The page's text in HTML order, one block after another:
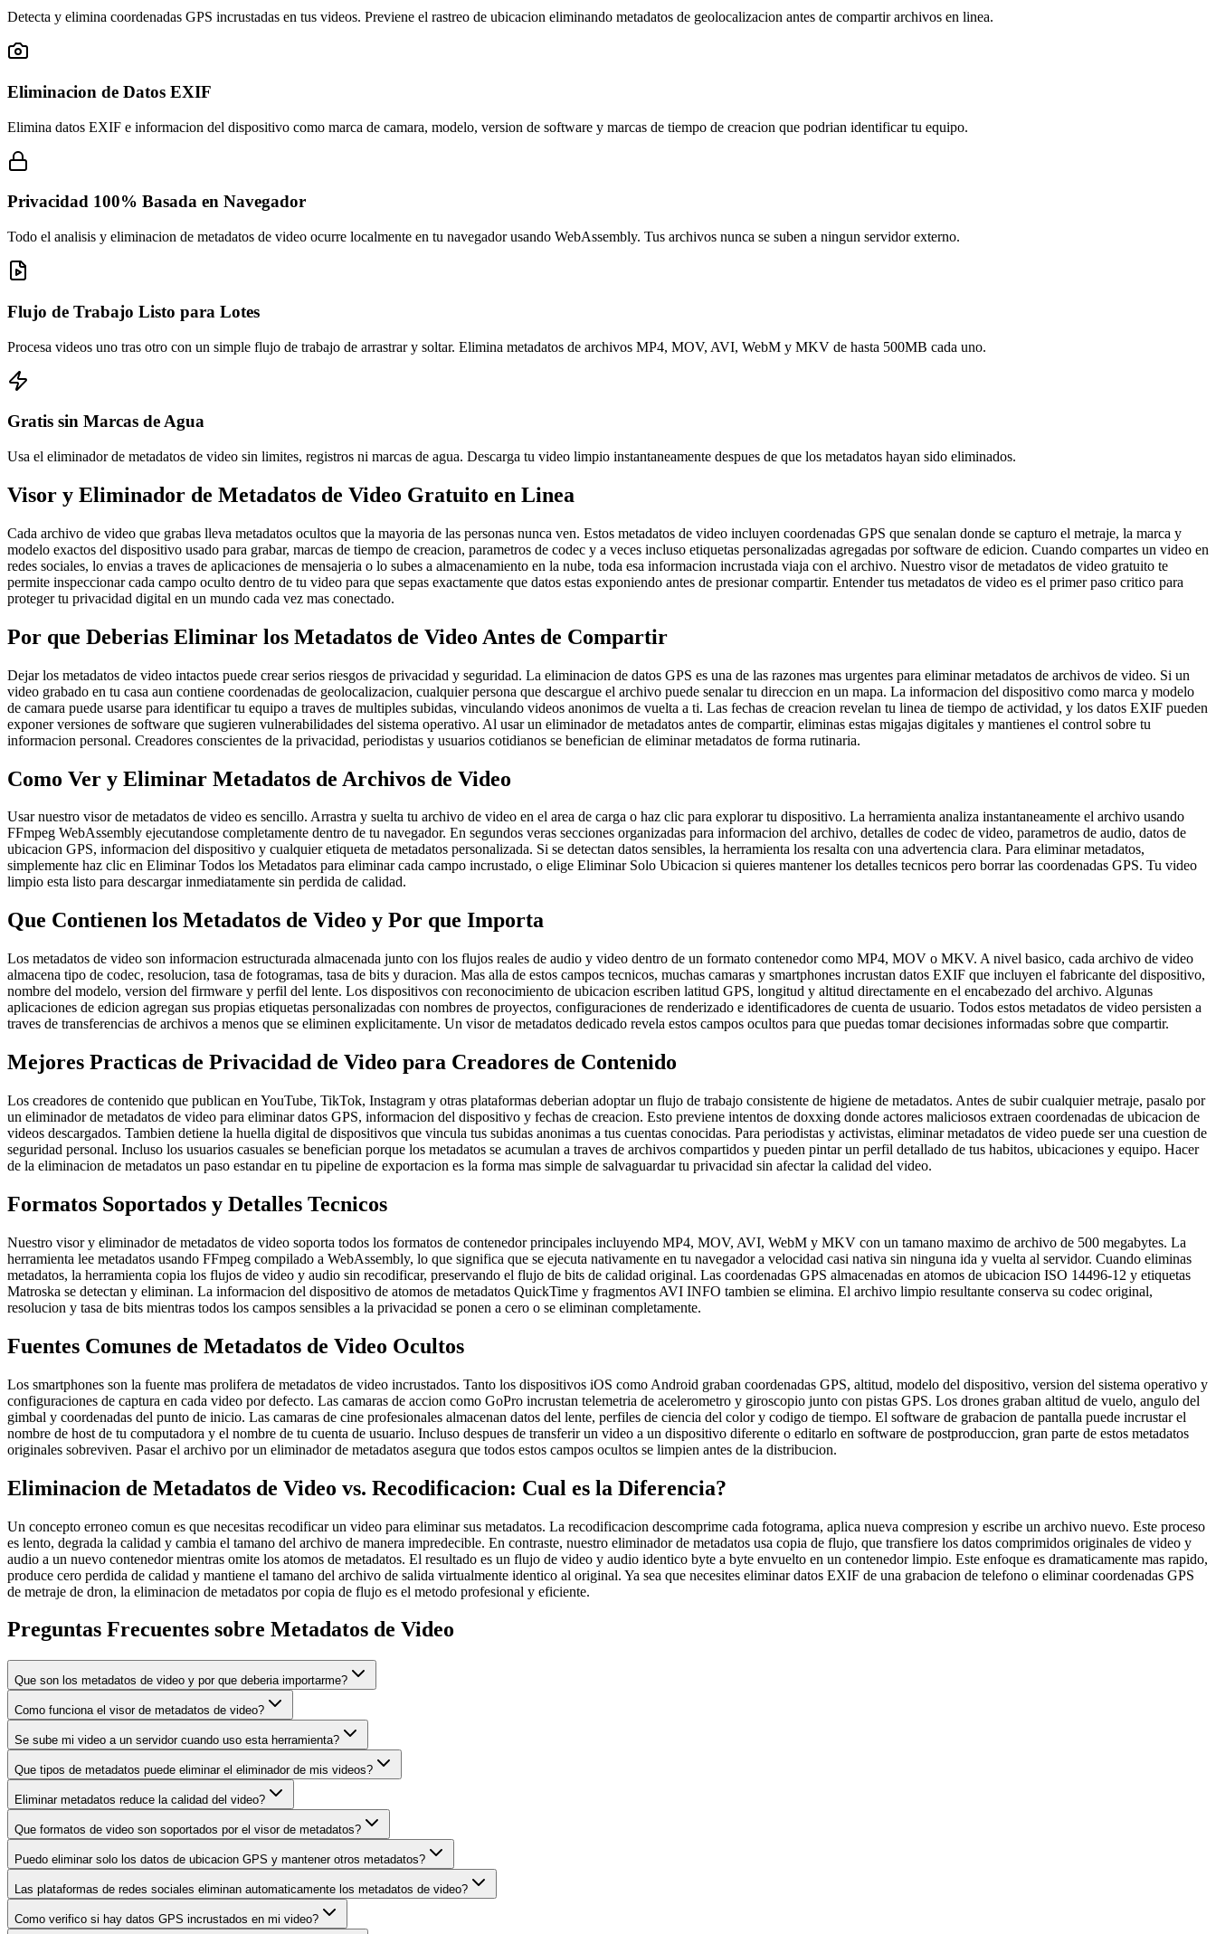
Detecta y elimina coordenadas GPS incrustadas en tus videos. Previene el rastreo de ubicacion eliminando metadatos de geolocalizacion antes de compartir archivos en linea.
Eliminacion de Datos EXIF
Elimina datos EXIF e informacion del dispositivo como marca de camara, modelo, version de software y marcas de tiempo de creacion que podrian identificar tu equipo.
Privacidad 100% Basada en Navegador
Todo el analisis y eliminacion de metadatos de video ocurre localmente en tu navegador usando WebAssembly. Tus archivos nunca se suben a ningun servidor externo.
Flujo de Trabajo Listo para Lotes
Procesa videos uno tras otro con un simple flujo de trabajo de arrastrar y soltar. Elimina metadatos de archivos MP4, MOV, AVI, WebM y MKV de hasta 500MB cada uno.
Gratis sin Marcas de Agua
Usa el eliminador de metadatos de video sin limites, registros ni marcas de agua. Descarga tu video limpio instantaneamente despues de que los metadatos hayan sido eliminados.
Visor y Eliminador de Metadatos de Video Gratuito en Linea
Cada archivo de video que grabas lleva metadatos ocultos que la mayoria de las personas nunca ven. Estos metadatos de video incluyen coordenadas GPS que senalan donde se capturo el metraje, la marca y
modelo exactos del dispositivo usado para grabar, marcas de tiempo de creacion, parametros de codec y a veces incluso etiquetas personalizadas agregadas por software de edicion. Cuando compartes un video en
redes sociales, lo envias a traves de aplicaciones de mensajeria o lo subes a almacenamiento en la nube, toda esa informacion incrustada viaja con el archivo. Nuestro visor de metadatos de video gratuito te
permite inspeccionar cada campo oculto dentro de tu video para que sepas exactamente que datos estas exponiendo antes de presionar compartir. Entender tus metadatos de video es el primer paso critico para
proteger tu privacidad digital en un mundo cada vez mas conectado.
Por que Deberias Eliminar los Metadatos de Video Antes de Compartir
Dejar los metadatos de video intactos puede crear serios riesgos de privacidad y seguridad. La eliminacion de datos GPS es una de las razones mas urgentes para eliminar metadatos de archivos de video. Si un
video grabado en tu casa aun contiene coordenadas de geolocalizacion, cualquier persona que descargue el archivo puede senalar tu direccion en un mapa. La informacion del dispositivo como marca y modelo
de camara puede usarse para identificar tu equipo a traves de multiples subidas, vinculando videos anonimos de vuelta a ti. Las fechas de creacion revelan tu linea de tiempo de actividad, y los datos EXIF pueden
exponer versiones de software que sugieren vulnerabilidades del sistema operativo. Al usar un eliminador de metadatos antes de compartir, eliminas estas migajas digitales y mantienes el control sobre tu
informacion personal. Creadores conscientes de la privacidad, periodistas y usuarios cotidianos se benefician de eliminar metadatos de forma rutinaria.
Como Ver y Eliminar Metadatos de Archivos de Video
Usar nuestro visor de metadatos de video es sencillo. Arrastra y suelta tu archivo de video en el area de carga o haz clic para explorar tu dispositivo. La herramienta analiza instantaneamente el archivo usando
FFmpeg WebAssembly ejecutandose completamente dentro de tu navegador. En segundos veras secciones organizadas para informacion del archivo, detalles de codec de video, parametros de audio, datos de
ubicacion GPS, informacion del dispositivo y cualquier etiqueta de metadatos personalizada. Si se detectan datos sensibles, la herramienta los resalta con una advertencia clara. Para eliminar metadatos,
simplemente haz clic en Eliminar Todos los Metadatos para eliminar cada campo incrustado, o elige Eliminar Solo Ubicacion si quieres mantener los detalles tecnicos pero borrar las coordenadas GPS. Tu video
limpio esta listo para descargar inmediatamente sin perdida de calidad.
Que Contienen los Metadatos de Video y Por que Importa
Los metadatos de video son informacion estructurada almacenada junto con los flujos reales de audio y video dentro de un formato contenedor como MP4, MOV o MKV. A nivel basico, cada archivo de video
almacena tipo de codec, resolucion, tasa de fotogramas, tasa de bits y duracion. Mas alla de estos campos tecnicos, muchas camaras y smartphones incrustan datos EXIF que incluyen el fabricante del dispositivo,
nombre del modelo, version del firmware y perfil del lente. Los dispositivos con reconocimiento de ubicacion escriben latitud GPS, longitud y altitud directamente en el encabezado del archivo. Algunas
aplicaciones de edicion agregan sus propias etiquetas personalizadas con nombres de proyectos, configuraciones de renderizado e identificadores de cuenta de usuario. Todos estos metadatos de video persisten a
traves de transferencias de archivos a menos que se eliminen explicitamente. Un visor de metadatos dedicado revela estos campos ocultos para que puedas tomar decisiones informadas sobre que compartir.
Mejores Practicas de Privacidad de Video para Creadores de Contenido
Los creadores de contenido que publican en YouTube, TikTok, Instagram y otras plataformas deberian adoptar un flujo de trabajo consistente de higiene de metadatos. Antes de subir cualquier metraje, pasalo por
un eliminador de metadatos de video para eliminar datos GPS, informacion del dispositivo y fechas de creacion. Esto previene intentos de doxxing donde actores maliciosos extraen coordenadas de ubicacion de
videos descargados. Tambien detiene la huella digital de dispositivos que vincula tus subidas anonimas a tus cuentas conocidas. Para periodistas y activistas, eliminar metadatos de video puede ser una cuestion de
seguridad personal. Incluso los usuarios casuales se benefician porque los metadatos se acumulan a traves de archivos compartidos y pueden pintar un perfil detallado de tus habitos, ubicaciones y equipo. Hacer
de la eliminacion de metadatos un paso estandar en tu pipeline de exportacion es la forma mas simple de salvaguardar tu privacidad sin afectar la calidad del video.
Formatos Soportados y Detalles Tecnicos
Nuestro visor y eliminador de metadatos de video soporta todos los formatos de contenedor principales incluyendo MP4, MOV, AVI, WebM y MKV con un tamano maximo de archivo de 500 megabytes. La
herramienta lee metadatos usando FFmpeg compilado a WebAssembly, lo que significa que se ejecuta nativamente en tu navegador a velocidad casi nativa sin ninguna ida y vuelta al servidor. Cuando eliminas
metadatos, la herramienta copia los flujos de video y audio sin recodificar, preservando el flujo de bits de calidad original. Las coordenadas GPS almacenadas en atomos de ubicacion ISO 14496-12 y etiquetas
Matroska se detectan y eliminan. La informacion del dispositivo de atomos de metadatos QuickTime y fragmentos AVI INFO tambien se elimina. El archivo limpio resultante conserva su codec original,
resolucion y tasa de bits mientras todos los campos sensibles a la privacidad se ponen a cero o se eliminan completamente.
Fuentes Comunes de Metadatos de Video Ocultos
Los smartphones son la fuente mas prolifera de metadatos de video incrustados. Tanto los dispositivos iOS como Android graban coordenadas GPS, altitud, modelo del dispositivo, version del sistema operativo y
configuraciones de captura en cada video por defecto. Las camaras de accion como GoPro incrustan telemetria de acelerometro y giroscopio junto con pistas GPS. Los drones graban altitud de vuelo, angulo del
gimbal y coordenadas del punto de inicio. Las camaras de cine profesionales almacenan datos del lente, perfiles de ciencia del color y codigo de tiempo. El software de grabacion de pantalla puede incrustar el
nombre de host de tu computadora y el nombre de tu cuenta de usuario. Incluso despues de transferir un video a un dispositivo diferente o editarlo en software de postproduccion, gran parte de estos metadatos
originales sobreviven. Pasar el archivo por un eliminador de metadatos asegura que todos estos campos ocultos se limpien antes de la distribucion.
Eliminacion de Metadatos de Video vs. Recodificacion: Cual es la Diferencia?
Un concepto erroneo comun es que necesitas recodificar un video para eliminar sus metadatos. La recodificacion descomprime cada fotograma, aplica nueva compresion y escribe un archivo nuevo. Este proceso
es lento, degrada la calidad y cambia el tamano del archivo de manera impredecible. En contraste, nuestro eliminador de metadatos usa copia de flujo, que transfiere los datos comprimidos originales de video y
audio a un nuevo contenedor mientras omite los atomos de metadatos. El resultado es un flujo de video y audio identico byte a byte envuelto en un contenedor limpio. Este enfoque es dramaticamente mas rapido,
produce cero perdida de calidad y mantiene el tamano del archivo de salida virtualmente identico al original. Ya sea que necesites eliminar datos EXIF de una grabacion de telefono o eliminar coordenadas GPS
de metraje de dron, la eliminacion de metadatos por copia de flujo es el metodo profesional y eficiente.
Preguntas Frecuentes sobre Metadatos de Video
Que son los metadatos de video y por que deberia importarme?
Como funciona el visor de metadatos de video?
Se sube mi video a un servidor cuando uso esta herramienta?
Que tipos de metadatos puede eliminar el eliminador de mis videos?
Eliminar metadatos reduce la calidad del video?
Que formatos de video son soportados por el visor de metadatos?
Puedo eliminar solo los datos de ubicacion GPS y mantener otros metadatos?
Las plataformas de redes sociales eliminan automaticamente los metadatos de video?
Como verifico si hay datos GPS incrustados en mi video?